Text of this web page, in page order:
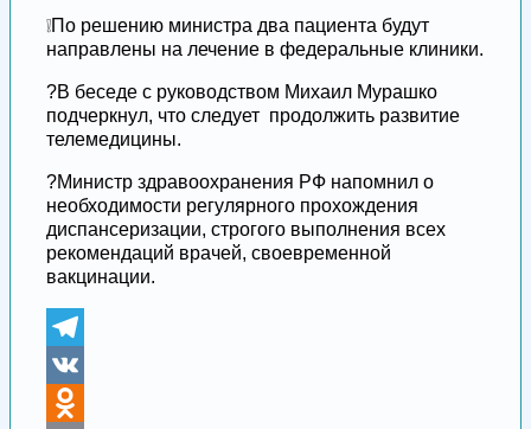
❕По решению министра два пациента будут
направлены на лечение в федеральные клиники.
?В беседе с руководством Михаил Мурашко
подчеркнул, что следует продолжить развитие
телемедицины.
?Министр здравоохранения РФ напомнил о
необходимости регулярного прохождения
диспансеризации, строгого выполнения всех
рекомендаций врачей, своевременной
вакцинации.
Telegram
VK